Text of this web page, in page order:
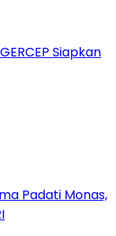
Siapkan
Padati Monas,